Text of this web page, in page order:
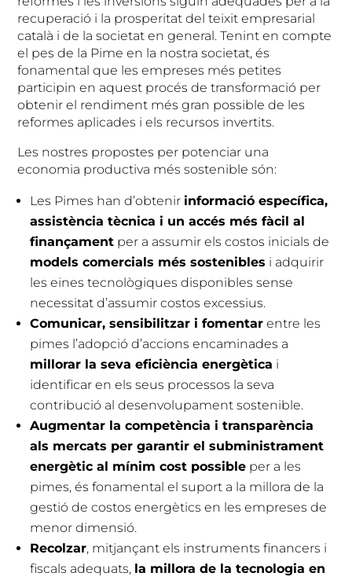
recuperació i la prosperitat del teixit empresarial
català i de la societat en general. Tenint en compte
el pes de la Pime en la nostra societat, és
fonamental que les empreses més petites
participin en aquest procés de transformació per
obtenir el rendiment més gran possible de les
reformes aplicades i els recursos invertits.
Les nostres propostes per potenciar una
economia productiva més sostenible són:
Les Pimes han d’obtenir informació específica,
assistència tècnica i un accés més fàcil al
finançament per a assumir els costos inicials de
models comercials més sostenibles i adquirir
les eines tecnològiques disponibles sense
necessitat d’assumir costos excessius.
Comunicar, sensibilitzar i fomentar entre les
pimes l’adopció d’accions encaminades a
millorar la seva eficiència energètica i
identificar en els seus processos la seva
contribució al desenvolupament sostenible.
Augmentar la competència i transparència
als mercats per garantir el subministrament
energètic al mínim cost possible per a les
pimes, és fonamental el suport a la millora de la
gestió de costos energètics en les empreses de
menor dimensió.
Recolzar, mitjançant els instruments financers i
fiscals adequats, la millora de la tecnologia en